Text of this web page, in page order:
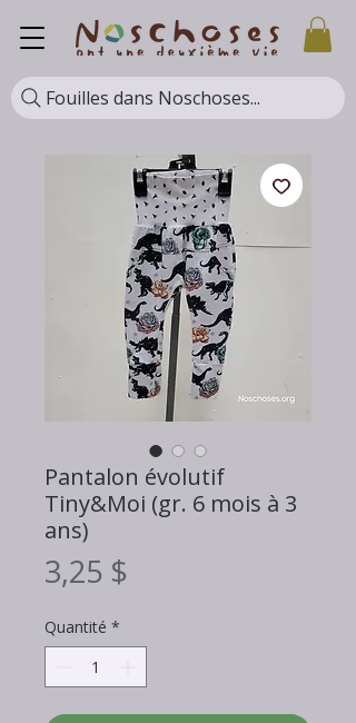
Fouilles dans Noschoses...
Pantalon évolutif
Tiny&Moi (gr. 6 mois à 3
ans)
3,25 $
Quantité *